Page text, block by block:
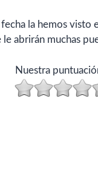
la hemos visto
abrirán muchas
Nuestra